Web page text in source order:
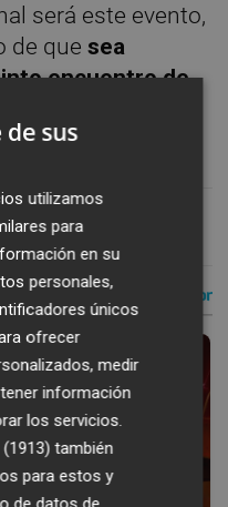
será este evento,
de que sea
encuentro de
sus
utilizamos
para
en su
personales,
únicos
ofrecer
medir
información
los servicios.
también
para estos y